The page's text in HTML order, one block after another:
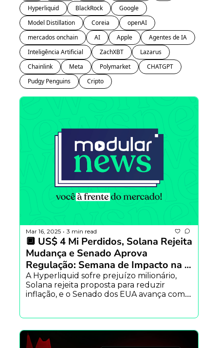
Hyperliquid
BlackRock
Google
Model Distillation
openAI
mercados onchain
AI Apple
Agentes de IA
Inteligência Artificial
ZachXBT
Lazarus
Chainlink
Meta Polymarket
CHATGPT
Pudgy Penguins
Cripto
Mar 16, 2025 • 3 min read
🔲 US$ 4 Mi Perdidos, Solana Rejeita
Mudança e Senado Aprova
Regulação: Semana de Impacto na
Web3!
A Hyperliquid sofre prejuízo milionário,
Solana rejeita proposta para reduzir
inflação, e o Senado dos EUA avança com o